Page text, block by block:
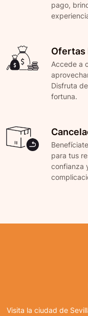
pago,
Ofertas
Accede a
Disfruta
fortuna.
para tus
confianza
Visita la ciudad de